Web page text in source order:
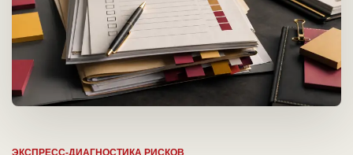
ЭКСПРЕСС-ДИАГНОСТИКА РИСКОВ